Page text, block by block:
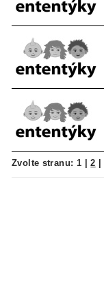
Zvolte stranu: 1 |2